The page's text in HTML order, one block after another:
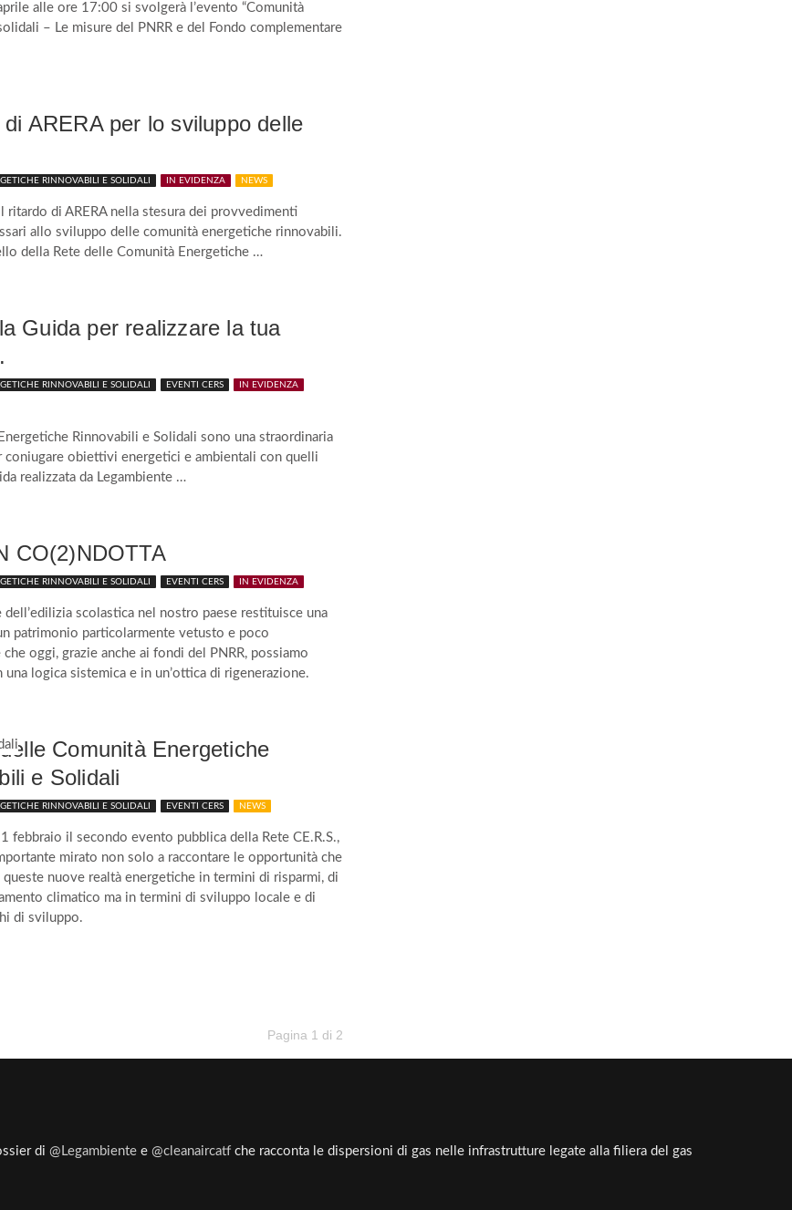
alle ore 17:00 si svolgerà l’evento “Comunità
– Le misure del PNRR e del Fondo complementare
ARERA per lo sviluppo delle
RINNOVABILI E SOLIDALI IN EVIDENZA NEWS
ritardo di ARERA nella stesura dei provvedimenti
allo sviluppo delle comunità energetiche rinnovabili.
della Rete delle Comunità Energetiche …
Guida per realizzare la tua
RINNOVABILI E SOLIDALI EVENTI CERS IN EVIDENZA
Rinnovabili e Solidali sono una straordinaria
coniugare obiettivi energetici e ambientali con quelli
realizzata da Legambiente …
CO(2)NDOTTA
RINNOVABILI E SOLIDALI EVENTI CERS IN EVIDENZA
dell’edilizia scolastica nel nostro paese restituisce una
patrimonio particolarmente vetusto e poco
oggi, grazie anche ai fondi del PNRR, possiamo
una logica sistemica e in un’ottica di rigenerazione.
Comunità Energetiche
e Solidali
RINNOVABILI E SOLIDALI EVENTI CERS NEWS
febbraio il secondo evento pubblica della Rete CE.R.S.,
mirato non solo a raccontare le opportunità che
nuove realtà energetiche in termini di risparmi, di
climatico ma in termini di sviluppo locale e di
di sviluppo.
Pagina 1 di 2
di @Legambiente e @cleanaircatf che racconta le dispersioni di gas nelle infrastrutture legate alla filiera del gas